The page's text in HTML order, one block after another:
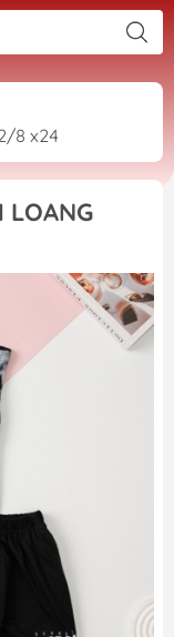
8 x24
LOANG